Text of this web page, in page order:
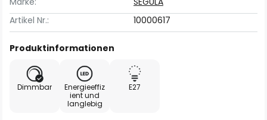
Artikel Nr.:
10000617
Produktinformationen
Dimmbar
Energieeffiz
ient und
langlebig
E27